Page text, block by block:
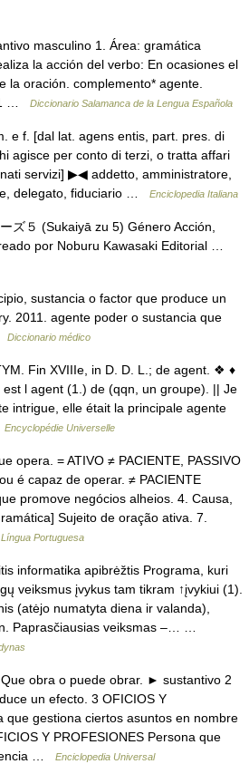
masculino 1. Área: gramática
la acción del verbo: En ocasiones el
la oración. complemento* agente.
1 …
Diccionario Salamanca de la Lengua Española
e f. [dal lat. agens entis, part. pres. di
agisce per conto di terzi, o tratta affari
servizi] ▶◀ addetto, amministratore,
delegato, fiduciario …
Enciclopedia Italiana
ズ５ (Sukaiyā zu 5) Género Acción,
por Noburu Kawasaki Editorial …
sustancia o factor que produce un
2011. agente poder o sustancia que
Diccionario médico
Fin XVIIIe, in D. D. L.; de agent. ❖ ♦
l agent (1.) de (qqn, un groupe). || Je
intrigue, elle était la principale agente
Encyclopédie Universelle
opera. = ATIVO ≠ PACIENTE, PASSIVO
é capaz de operar. ≠ PACIENTE
promove negócios alheios. 4. Causa,
Sujeito de oração ativa. 7.
Portuguesa
informatika apibrėžtis Programa, kuri
veiksmus įvykus tam tikram ↑įvykiui (1).
(atėjo numatyta diena ir valanda),
Paprasčiausias veiksmas –… …
obra o puede obrar. ► sustantivo 2
un efecto. 3 OFICIOS Y
que gestiona ciertos asuntos en nombre
Y PROFESIONES Persona que
…
Enciclopedia Universal